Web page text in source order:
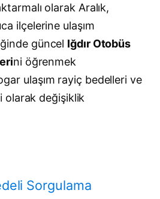
olarak Aralık,
ilçelerine ulaşım
güncel Iğdır Otobüs
ni öğrenmek
ulaşım rayiç bedelleri ve
olarak değişiklik
Sorgulama